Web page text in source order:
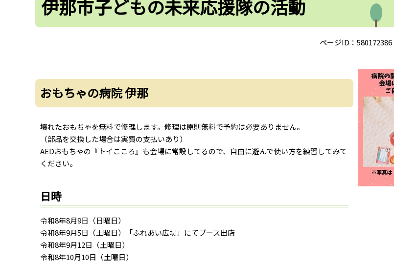
伊那市子どもの未来応援隊の活動
ページID：580172386
おもちゃの病院 伊那
壊れたおもちゃを無料で修理します。修理は原則無料で予約は必要ありません。
（部品を交換した場合は実費の支払いあり）
AEDおもちゃの『トイこころ』も会場に常設してるので、自由に遊んで使い方を練習してみて
ください。
日時
令和8年8月9日（日曜日）
令和8年9月5日（土曜日）「ふれあい広場」にてブース出店
令和8年9月12日（土曜日）
令和8年10月10日（土曜日）